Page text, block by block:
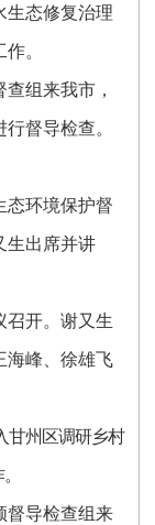
生态修复治理
。
组来我市，
督导检查。
态环境保护督
生出席并讲
召开。谢又生
海峰、徐雄飞
甘州区调研乡村
督导检查组来